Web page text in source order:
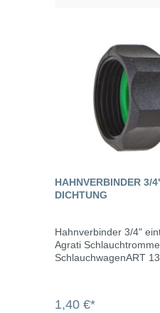
HAHNVERBINDER 3/
DICHTUNG
Hahnverbinder 3/4"
Agrati
SchlauchwagenART
1,40 €*